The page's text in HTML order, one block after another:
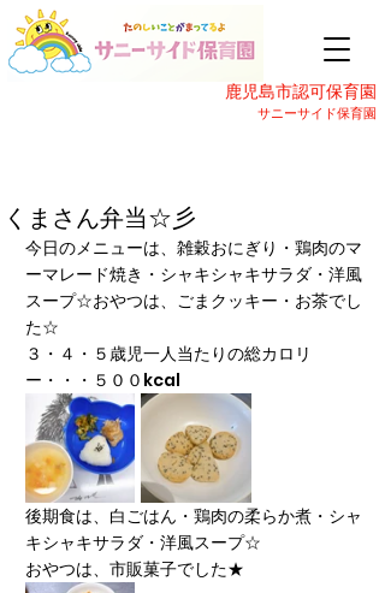
鹿児島市認可保育園
サニーサイド保育園
くまさん弁当☆彡
今日のメニューは、雑穀おにぎり・鶏肉のマ
ーマレード焼き・シャキシャキサラダ・洋風
スープ☆おやつは、ごまクッキー・お茶でし
た☆
３・４・５歳児一人当たりの総カロリ
ー・・・５００kcal
後期食は、白ごはん・鶏肉の柔らか煮・シャ
キシャキサラダ・洋風スープ☆
おやつは、市販菓子でした★